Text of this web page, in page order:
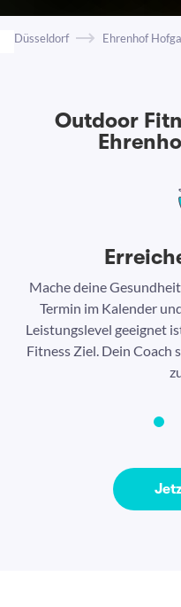
Düsseldorf Ehrenhof
Outdoor
Mache deine
Termin im Kalender
Leistungslevel geeignet
Fitness Ziel. Dein